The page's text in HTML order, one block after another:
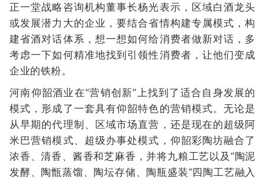
正一堂战略咨询机构董事长杨光表示，区域白酒龙头
或发展潜力大的企业，要结合省情构建专属模式，构
建省酒对话体系，想一想如何给消费者做新对话，多
考虑一下如何精准地找到引领性消费者，让他们变成
企业的铁粉。
河南仰韶酒业在“营销创新”上找到了适合自身发展的
模式，形成了一套具有仰韶特色的营销模式。无论是
从早期的代理制、区域市场直营，还是现在的超级阿
米巴营销模式、超级办事处模式，仰韶彩陶坊融合了
浓香、清香、酱香和芝麻香，并将九粮工艺以及“陶泥
发酵、陶甑蒸馏、陶坛存储、陶瓶盛装”四陶工艺融入